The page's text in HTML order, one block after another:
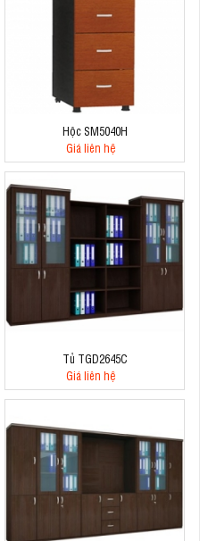
Hộc SM5040H
Giá liên hệ
Tủ TGD2645C
Giá liên hệ